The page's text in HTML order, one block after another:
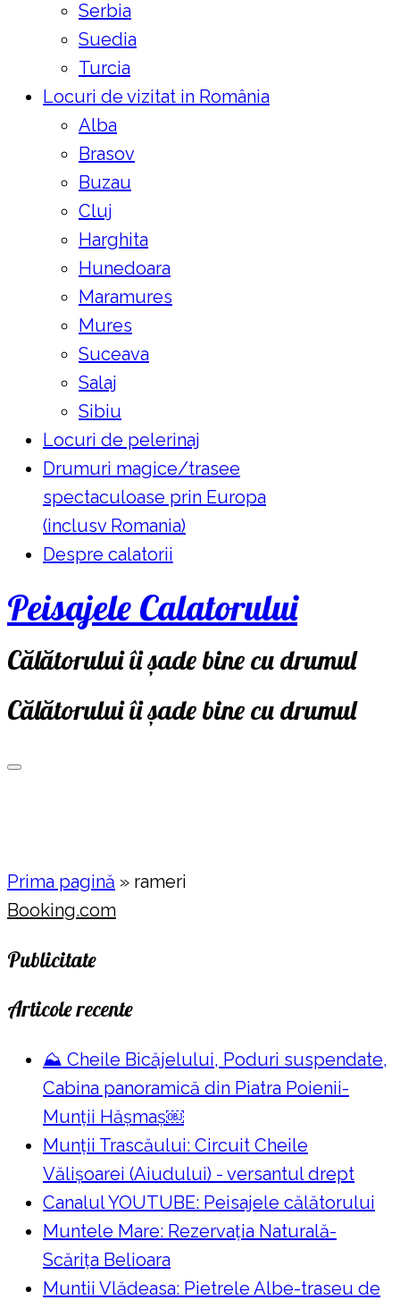
Serbia
Suedia
Turcia
Locuri de vizitat in România
Alba
Brasov
Buzau
Cluj
Harghita
Hunedoara
Maramures
Mures
Suceava
Salaj
Sibiu
Locuri de pelerinaj
Drumuri magice/trasee
spectaculoase prin Europa
(inclusv Romania)
Despre calatorii
Peisajele Calatorului
Călătorului îi șade bine cu drumul
Călătorului îi șade bine cu drumul
Prima pagină » rameri
Booking.com
Publicitate
Articole recente
⛰️ Cheile Bicăjelului, Poduri suspendate,
Cabina panoramică din Piatra Poienii-
Munții Hășmaș￼
Munții Trascăului: Circuit Cheile
Vălișoarei (Aiudului) - versantul drept
Canalul YOUTUBE: Peisajele călătorului
Muntele Mare: Rezervaţia Naturală-
Scăriţa Belioara
Muntii Vlădeasa: Pietrele Albe-traseu de